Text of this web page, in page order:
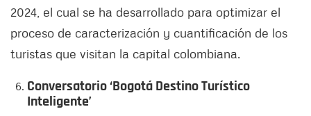
2024, el cual se ha desarrollado para optimizar el
proceso de caracterización y cuantificación de los
turistas que visitan la capital colombiana.
Conversatorio ‘Bogotá Destino Turístico
Inteligente’